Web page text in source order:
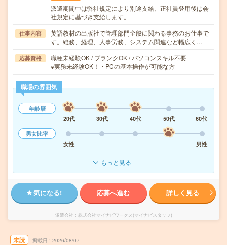
派遣期間中は弊社規定により別途支給、正社員登用後は会
社規定に基づき支給します。
仕事内容
英語教材の出版社で管理部門全般に関わる事務のお仕事で
す。総務、経理、人事労務、システム関連など幅広く…
応募資格
職種未経験OK / ブランクOK / パソコンスキル不要
※実務未経験OK！・PCの基本操作が可能な方
職場の雰囲気
年齢層
20代
30代 40代 50代
60代
男女比率
女性
男性
もっと見る
気になる! 応募へ進む 詳しく見る
派遣会社 株式会社マイナビワークス(マイナビスタッフ)
未読 掲載日 2026/08/07